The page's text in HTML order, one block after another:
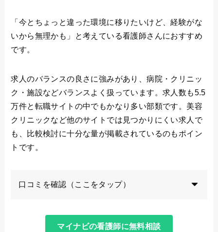
「今とちょっと違った環境に移りたいけど、経験がな
いから無理かも」と考えている看護師さんにおすすめ
です。
求人のバランスの良さに強みがあり、病院・クリニッ
ク・施設などバランスよく扱っています。求人数も5.5
万件と転職サイトの中でもかなり多い部類です。美容
クリニックなど他のサイトでは見つかりにくい求人で
も、比較検討に十分な量が掲載されているのもポイン
トです。
口コミを確認（ここをタップ）
マイナビの看護師に無料相談